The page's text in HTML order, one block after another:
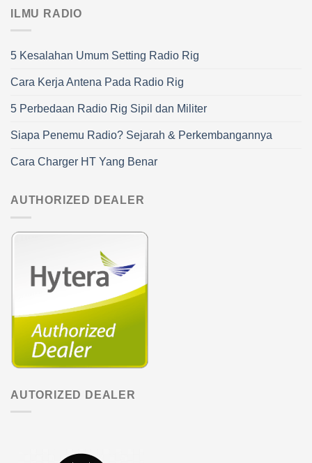
ILMU RADIO
5 Kesalahan Umum Setting Radio Rig
Cara Kerja Antena Pada Radio Rig
5 Perbedaan Radio Rig Sipil dan Militer
Siapa Penemu Radio? Sejarah & Perkembangannya
Cara Charger HT Yang Benar
AUTHORIZED DEALER
AUTORIZED DEALER